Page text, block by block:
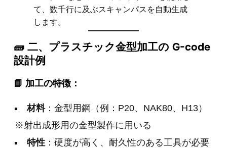
て、数千行に及ぶスキャンパスを自動生成
します。
🧱 二、プラスチック金型加工の G-code
設計例
📘 加工の特徴：
材料：金型用鋼（例：P20、NAK80、H13）
※射出成形用の金型製作に用いる
特性 ：硬度が高く、耐久性のある工具が必要